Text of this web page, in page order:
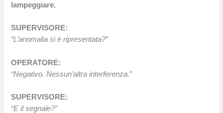
lampeggiare.
SUPERVISORE:
“L’anomalia si è ripresentata?”
OPERATORE:
“Negativo. Nessun’altra interferenza.”
SUPERVISORE:
“E il segnale?”